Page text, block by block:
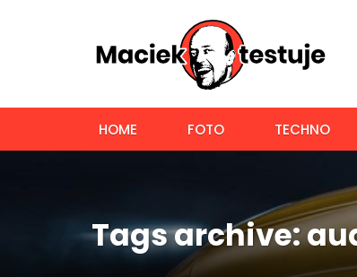
HOME FOTO TECHNO
Tags archive: